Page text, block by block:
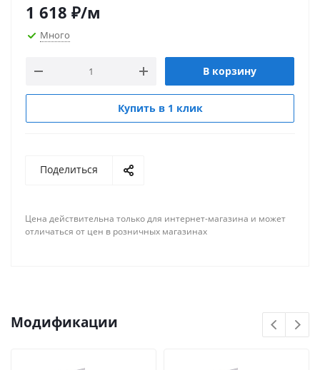
1 618 ₽/м
Много
В корзину
Купить в 1 клик
Поделиться
Цена действительна только для интернет-магазина и может
отличаться от цен в розничных магазинах
Модификации